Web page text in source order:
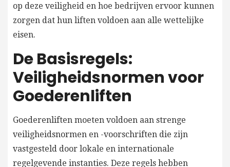
op deze veiligheid en hoe bedrijven ervoor kunnen
zorgen dat hun liften voldoen aan alle wettelijke
eisen.
De Basisregels:
Veiligheidsnormen voor
Goederenliften
Goederenliften moeten voldoen aan strenge
veiligheidsnormen en -voorschriften die zijn
vastgesteld door lokale en internationale
regelgevende instanties. Deze regels hebben